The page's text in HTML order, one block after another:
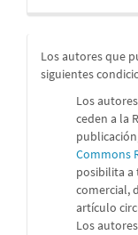
Los autores que
siguientes
Los
ceden a la
Commons
posibilita a
comercial,
artículo
Los